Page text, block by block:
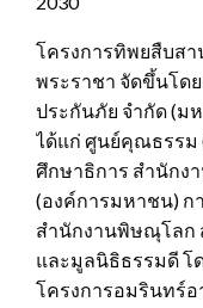
โครงการทิพยสืบส
พระราชา จัดขึ้นโด
ประกันภัย จำกัด (ม
ได้แก่ ศูนย์คุณธรรม
ศึกษาธิการ สำนักง
(องค์การมหาชน) ก
สำนักงานพิษณุโลก
และมูลนิธิธรรมดี โ
โครงการอมรินทร์